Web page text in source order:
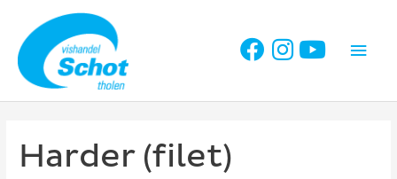
inhoud
Harder (filet)